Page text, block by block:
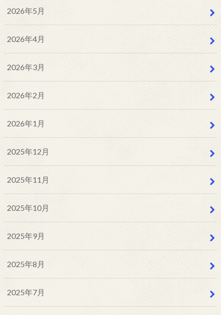
2026年5月
2026年4月
2026年3月
2026年2月
2026年1月
2025年12月
2025年11月
2025年10月
2025年9月
2025年8月
2025年7月